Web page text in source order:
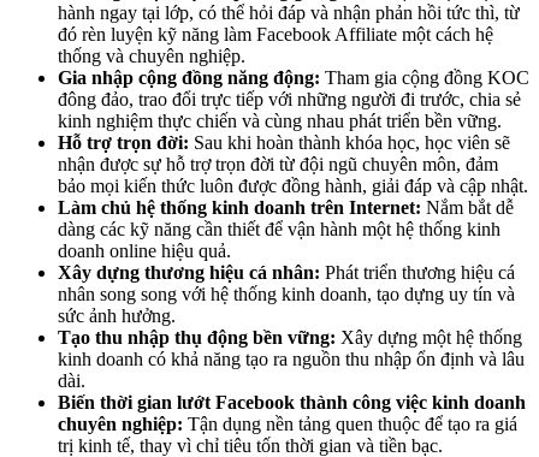
hành ngay tại lớp, có thể hỏi đáp và nhận phản hồi tức thì, từ
đó rèn luyện kỹ năng làm Facebook Affiliate một cách hệ
thống và chuyên nghiệp.
Gia nhập cộng đồng năng động: Tham gia cộng đồng KOC
đông đảo, trao đổi trực tiếp với những người đi trước, chia sẻ
kinh nghiệm thực chiến và cùng nhau phát triển bền vững.
Hỗ trợ trọn đời: Sau khi hoàn thành khóa học, học viên sẽ
nhận được sự hỗ trợ trọn đời từ đội ngũ chuyên môn, đảm
bảo mọi kiến thức luôn được đồng hành, giải đáp và cập nhật.
Làm chủ hệ thống kinh doanh trên Internet: Nắm bắt dễ
dàng các kỹ năng cần thiết để vận hành một hệ thống kinh
doanh online hiệu quả.
Xây dựng thương hiệu cá nhân: Phát triển thương hiệu cá
nhân song song với hệ thống kinh doanh, tạo dựng uy tín và
sức ảnh hưởng.
Tạo thu nhập thụ động bền vững: Xây dựng một hệ thống
kinh doanh có khả năng tạo ra nguồn thu nhập ổn định và lâu
dài.
Biến thời gian lướt Facebook thành công việc kinh doanh
chuyên nghiệp: Tận dụng nền tảng quen thuộc để tạo ra giá
trị kinh tế, thay vì chỉ tiêu tốn thời gian và tiền bạc.